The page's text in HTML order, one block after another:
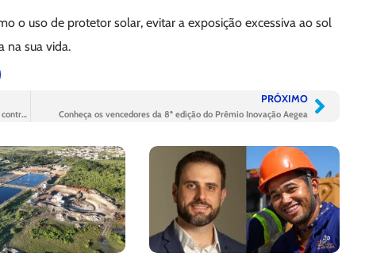
o uso de protetor solar, evitar a exposição excessiva ao sol
na sua vida.
Esteio é o 1º município atendido pela Corsan Aegea a ter metas contratuais de saneamento alcançadas antes do prazo
PRÓXIMO
Conheça os vencedores da 8ª edição do Prêmio Inovação Aegea